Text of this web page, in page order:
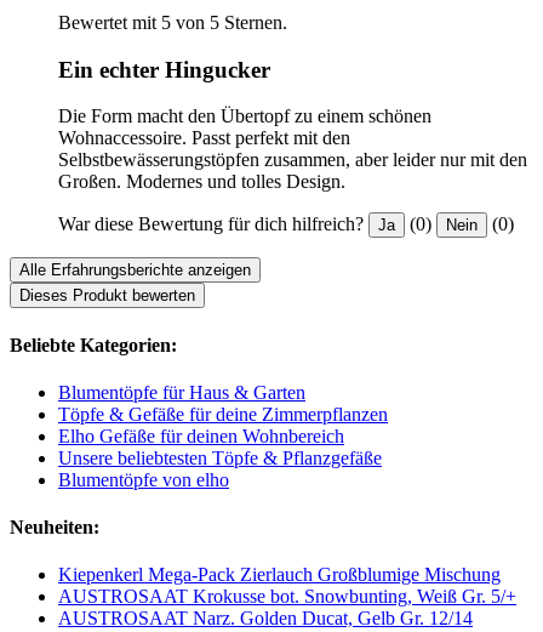
Bewertet mit 5 von 5 Sternen.
Ein echter Hingucker
Die Form macht den Übertopf zu einem schönen
Wohnaccessoire. Passt perfekt mit den
Selbstbewässerungstöpfen zusammen, aber leider nur mit den
Großen. Modernes und tolles Design.
War diese Bewertung für dich hilfreich? Ja (0) Nein (0)
Alle Erfahrungsberichte anzeigen
Dieses Produkt bewerten
Beliebte Kategorien:
Blumentöpfe für Haus & Garten
Töpfe & Gefäße für deine Zimmerpflanzen
Elho Gefäße für deinen Wohnbereich
Unsere beliebtesten Töpfe & Pflanzgefäße
Blumentöpfe von elho
Neuheiten:
Kiepenkerl Mega-Pack Zierlauch Großblumige Mischung
AUSTROSAAT Krokusse bot. Snowbunting, Weiß Gr. 5/+
AUSTROSAAT Narz. Golden Ducat, Gelb Gr. 12/14